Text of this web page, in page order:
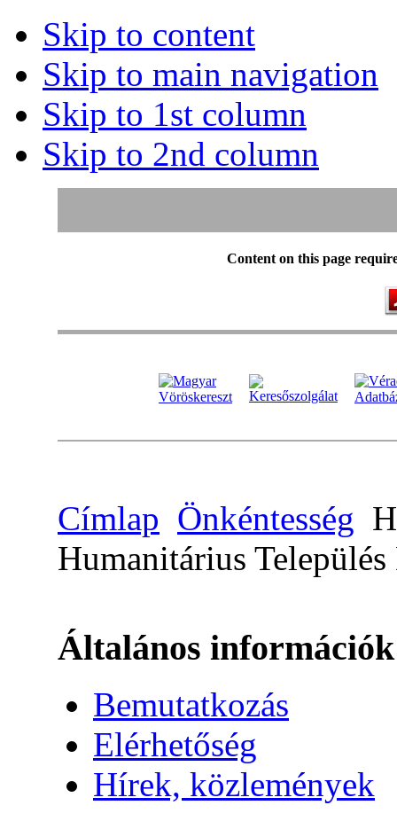
Skip to content
Skip to main navigation
Skip to 1st column
Skip to 2nd column
Content on this page
Címlap Önkéntesség
Humanitárius
Általános információk
Bemutatkozás
Elérhetőség
Hírek, közlemények